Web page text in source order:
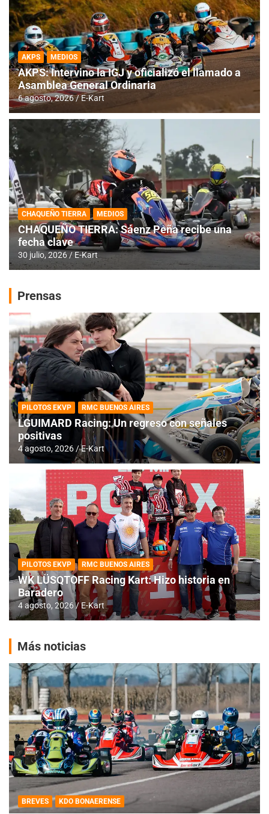
AKPS MEDIOS
AKPS: Intervino la IGJ y oficializó el llamado a
Asamblea General Ordinaria
6 agosto, 2026 E-Kart
CHAQUEÑO TIERRA MEDIOS
CHAQUEÑO TIERRA: Sáenz Peña recibe una
fecha clave
30 julio, 2026 E-Kart
Prensas
PILOTOS EKVP RMC BUENOS AIRES
LGUIMARD Racing: Un regreso con señales
positivas
4 agosto, 2026 E-Kart
PILOTOS EKVP RMC BUENOS AIRES
WK LÜSQTOFF Racing Kart: Hizo historia en
Baradero
4 agosto, 2026 E-Kart
Más noticias
BREVES KDO BONAERENSE